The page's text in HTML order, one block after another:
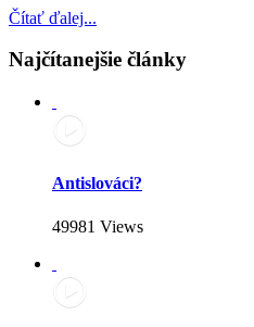
Čítať ďalej...
Najčítanejšie články
Antislováci?
49981 Views